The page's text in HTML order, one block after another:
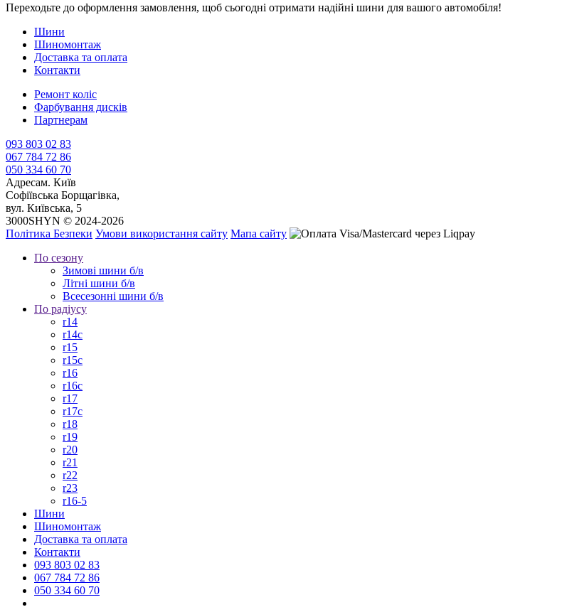
Переходьте до оформлення замовлення, щоб сьогодні отримати надійні шини для вашого автомобіля!
Шини
Шиномонтаж
Доставка та оплата
Контакти
Ремонт коліс
Фарбування дисків
Партнерам
093 803 02 83
067 784 72 86
050 334 60 70
Адресам. Київ
Софіївська Борщагівка,
вул. Київська, 5
3000SHYN © 2024-2026
Політика Безпеки Умови використання сайту Мапа сайту
По сезону
Зимові шини б/в
Літні шини б/в
Всесезонні шини б/в
По радіусу
r14
r14c
r15
r15c
r16
r16c
r17
r17c
r18
r19
r20
r21
r22
r23
r16-5
Шини
Шиномонтаж
Доставка та оплата
Контакти
093 803 02 83
067 784 72 86
050 334 60 70